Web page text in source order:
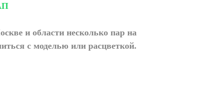
и области несколько пар на
с моделью или расцветкой.